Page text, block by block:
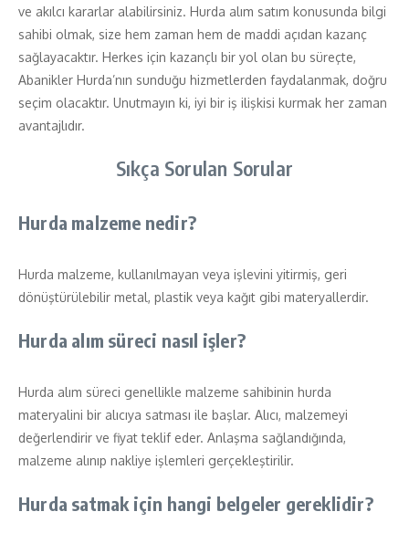
ve akılcı kararlar alabilirsiniz. Hurda alım satım konusunda bilgi
sahibi olmak, size hem zaman hem de maddi açıdan kazanç
sağlayacaktır. Herkes için kazançlı bir yol olan bu süreçte,
Abanikler Hurda’nın sunduğu hizmetlerden faydalanmak, doğru
seçim olacaktır. Unutmayın ki, iyi bir iş ilişkisi kurmak her zaman
avantajlıdır.
Sıkça Sorulan Sorular
Hurda malzeme nedir?
Hurda malzeme, kullanılmayan veya işlevini yitirmiş, geri
dönüştürülebilir metal, plastik veya kağıt gibi materyallerdir.
Hurda alım süreci nasıl işler?
Hurda alım süreci genellikle malzeme sahibinin hurda
materyalini bir alıcıya satması ile başlar. Alıcı, malzemeyi
değerlendirir ve fiyat teklif eder. Anlaşma sağlandığında,
malzeme alınıp nakliye işlemleri gerçekleştirilir.
Hurda satmak için hangi belgeler gereklidir?